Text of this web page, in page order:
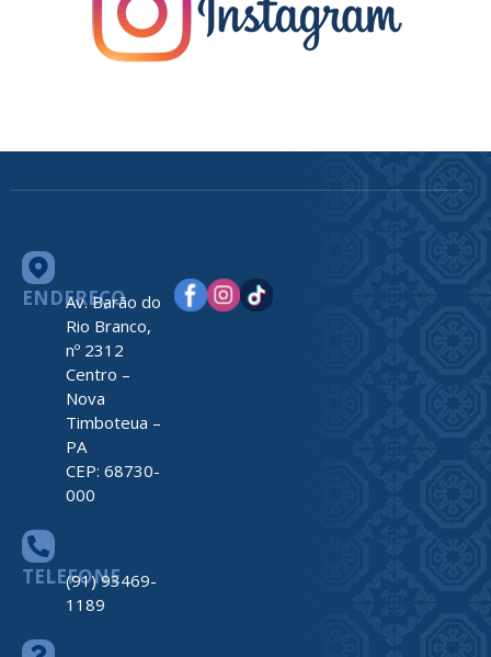
ENDEREÇO
Av. Barão do
Rio Branco,
nº 2312
Centro –
Nova
Timboteua –
PA
CEP: 68730-
000
TELEFONE
(91) 93469-
1189